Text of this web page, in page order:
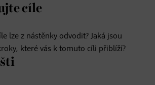
cíle
lze z nástěnky odvodit? Jaká jsou
které vás k tomuto cíli přiblíží?